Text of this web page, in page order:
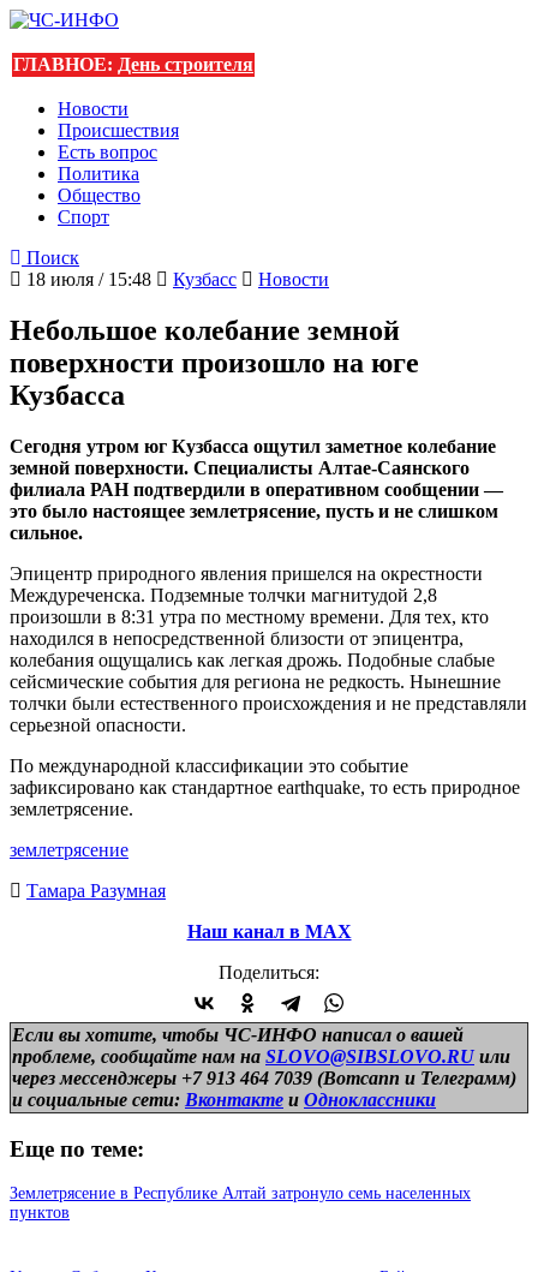
ГЛАВНОЕ: День строителя
Новости
Происшествия
Есть вопрос
Политика
Общество
Спорт
Поиск
18 июля / 15:48
Кузбасс Новости
Небольшое колебание земной
поверхности произошло на юге
Кузбасса
Сегодня утром юг Кузбасса ощутил заметное колебание
земной поверхности. Специалисты Алтае-Саянского
филиала РАН подтвердили в оперативном сообщении —
это было настоящее землетрясение, пусть и не слишком
сильное.
Эпицентр природного явления пришелся на окрестности
Междуреченска. Подземные толчки магнитудой 2,8
произошли в 8:31 утра по местному времени. Для тех, кто
находился в непосредственной близости от эпицентра,
колебания ощущались как легкая дрожь. Подобные слабые
сейсмические события для региона не редкость. Нынешние
толчки были естественного происхождения и не представляли
серьезной опасности.
По международной классификации это событие
зафиксировано как стандартное earthquake, то есть природное
землетрясение.
землетрясение
Тамара Разумная
Наш канал в МАХ
Поделиться:
Если вы хотите, чтобы ЧС-ИНФО написал о вашей
проблеме, сообщайте нам на SLOVO@SIBSLOVO.RU или
через мессенджеры +7 913 464 7039 (Вотсапп и Телеграмм)
и социальные сети: Вконтакте и Одноклассники
Еще по теме:
Землетрясение в Республике Алтай затронуло семь населенных
пунктов